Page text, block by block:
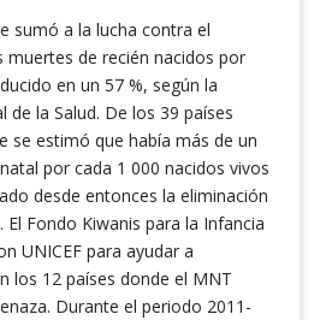
sumó a la lucha contra el
de recién nacidos por
en un 57 %, según la
de la Salud. De los 39 países
se estimó que había más de un
por cada 1 000 nacidos vivos
desde entonces la eliminación
Fondo Kiwanis para la Infancia
UNICEF para ayudar a
los 12 países donde el MNT
Durante el periodo 2011-